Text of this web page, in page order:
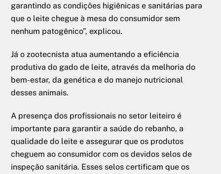
garantindo as condições higiênicas e sanitárias para
que o leite chegue à mesa do consumidor sem
nenhum patogênico”, explicou.
Já o zootecnista atua aumentando a eficiência
produtiva do gado de leite, através da melhoria do
bem-estar, da genética e do manejo nutricional
desses animais.
A presença dos profissionais no setor leiteiro é
importante para garantir a saúde do rebanho, a
qualidade do leite e assegurar que os produtos
cheguem ao consumidor com os devidos selos de
inspeção sanitária. Esses selos certificam que os